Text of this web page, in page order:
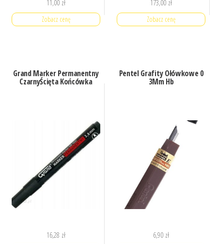
11,00 zł
Zobacz cenę
173,00 zł
Zobacz cenę
Grand Marker Permanentny
CzarnyŚcięta Końcówka
16,28 zł
Pentel Grafity Ołówkowe 0
3Mm Hb
6,90 zł